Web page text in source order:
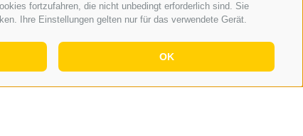
fortzufahren, die nicht unbedingt erforderlich sind. Sie
Ihre Einstellungen gelten nur für das verwendete Gerät.
OK